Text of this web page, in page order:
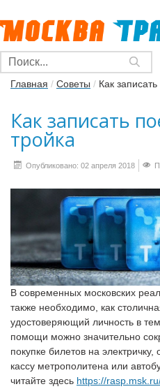
Главная / Советы / Как
Как записать
тройка
Опубликовано: 02 апреля 2018
В современных московских
также необходимо, как
удостоверяющий личность в
помощи можно значительно
покупке билетов на
кассу метрополитена или
читайте здесь https://